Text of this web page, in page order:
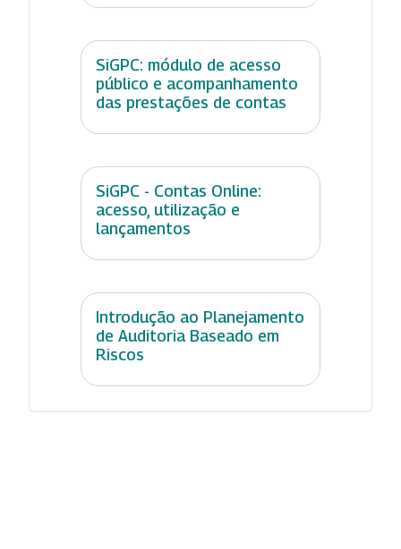
SiGPC: módulo de acesso
público e acompanhamento
das prestações de contas
SiGPC - Contas Online:
acesso, utilização e
lançamentos
Introdução ao Planejamento
de Auditoria Baseado em
Riscos